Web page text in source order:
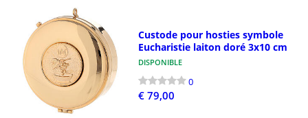
Custode pour hosties symbole
Eucharistie laiton doré 3x10 cm
DISPONIBLE
0
€ 79,00